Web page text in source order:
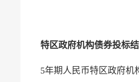
特区政府机构债券投标
5年期人民币特区政府机